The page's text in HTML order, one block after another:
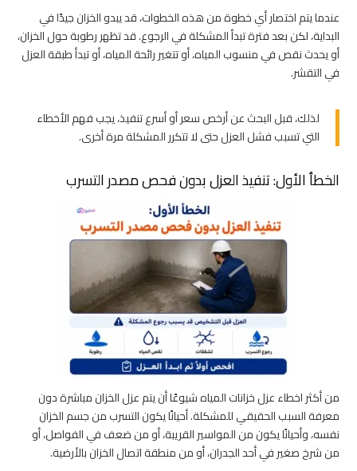
عندما يتم اختصار أي خطوة من هذه الخطوات، قد يبدو الخزان جيدًا في
البداية، لكن بعد فترة تبدأ المشكلة في الرجوع. قد تظهر رطوبة حول الخزان،
أو يحدث نقص في منسوب المياه، أو تتغير رائحة المياه، أو تبدأ طبقة العزل
في التقشر.
لذلك، قبل البحث عن أرخص سعر أو أسرع تنفيذ، يجب فهم الأخطاء
التي تسبب فشل العزل حتى لا تتكرر المشكلة مرة أخرى.
الخطأ الأول: تنفيذ العزل بدون فحص مصدر التسرب
من أكثر اخطاء عزل خزانات المياه شيوعًا أن يتم عزل الخزان مباشرة دون
معرفة السبب الحقيقي للمشكلة. أحيانًا يكون التسرب من جسم الخزان
نفسه، وأحيانًا يكون من المواسير القريبة، أو من ضعف في الفواصل، أو
من شرخ صغير في أحد الجدران، أو من منطقة اتصال الخزان بالأرضية.